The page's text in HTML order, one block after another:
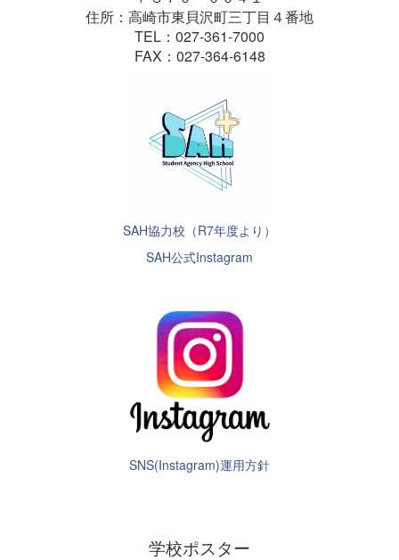
住所：高崎市東貝沢町三丁目４番地
TEL：027-361-7000
FAX：027-364-6148
SAH協力校（R7年度より）
SAH公式Instagram
SNS(Instagram)運用方針
学校ポスター